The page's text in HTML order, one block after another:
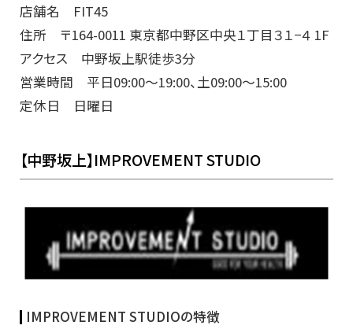
店舗名 FIT45
住所 〒164-0011 東京都中野区中央１丁目３１−４ 1F
アクセス 中野坂上駅徒歩3分
営業時間 平日09:00～19:00、土09:00～15:00
定休日 日曜日
【中野坂上】IMPROVEMENT STUDIO
IMPROVEMENT STUDIOの特徴